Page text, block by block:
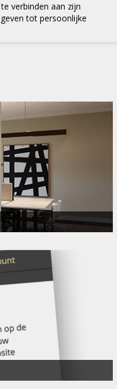
verbinden aan zijn
tot persoonlijke
voor
mailadres